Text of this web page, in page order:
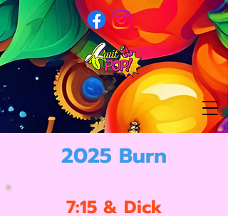
2025 Burn
7:15 & Dick